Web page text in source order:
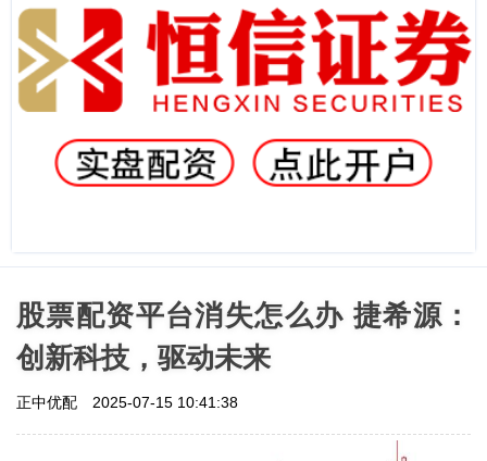
股票配资平台消失怎么办 捷希源：
创新科技，驱动未来
正中优配 2025-07-15 10:41:38